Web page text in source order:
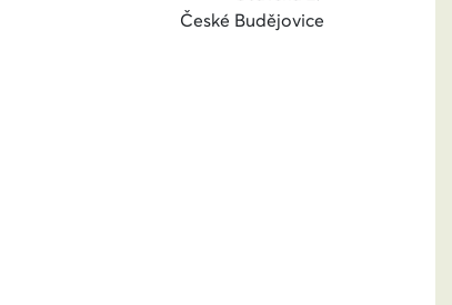
České Budějovice